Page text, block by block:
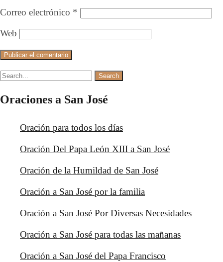
Correo electrónico *
Web
Oraciones a San José
Oración para todos los días
Oración Del Papa León XIII a San José
Oración de la Humildad de San José
Oración a San José por la familia
Oración a San José Por Diversas Necesidades
Oración a San José para todas las mañanas
Oración a San José del Papa Francisco